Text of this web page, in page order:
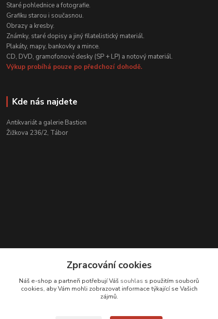
Staré pohlednice a fotografie.
Grafiku starou i současnou.
Obrazy a kresby.
Známky, staré dopisy a jiný filatelistický materiál.
Plakáty, mapy, bankovky a mince.
CD, DVD, gramofonové desky (SP + LP) a notový materiál.
Výkup probíhá pouze po předchozí dohodě.
Kde nás najdete
Antikvariát a galerie Bastion
Žižkova 236/2, Tábor
Kontakty
(Po-Pá, 11-17 hod.; So, 9-12 hod.)
Zpracování cookies
Náš e-shop a partneři potřebují Váš souhlas s použitím souborů
cookies, aby Vám mohli zobrazovat informace týkající se Vašich
zájmů.